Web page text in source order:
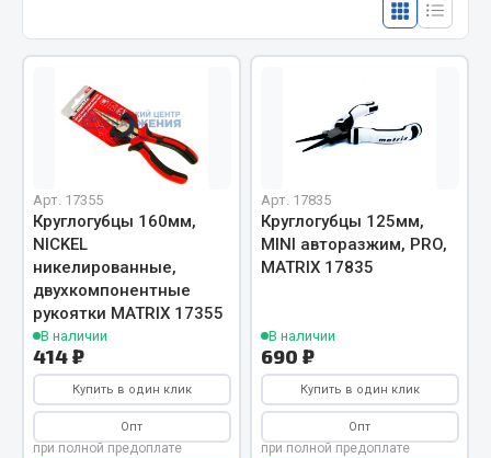
Весь раздел
Отопители салона, подогреватели
Автономные воздушные отопители
Жидкостные подогреватели
Отопители салона
Подогреватели тосола
Весь раздел
Автотовары
Автозвук
Арт. 17355
Круглогубцы 160мм,
NICKEL
никелированные,
двухкомпонентные
рукоятки MATRIX 17355
В наличии
414 ₽
Купить в один клик
Опт
при полной предоплате
Арт. 17835
Круглогубцы 125мм,
MINI авторазжим, PRO,
MATRIX 17835
В наличии
690 ₽
Купить в один клик
Опт
при полной предоплате